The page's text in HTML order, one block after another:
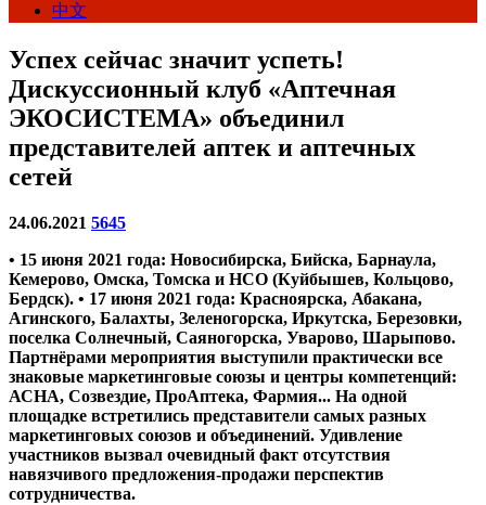
中文
Успех сейчас значит успеть!
Дискуссионный клуб «Аптечная
ЭКОСИСТЕМА» объединил
представителей аптек и аптечных
сетей
24.06.2021 5645
• 15 июня 2021 года: Новосибирска, Бийска, Барнаула,
Кемерово, Омска, Томска и НСО (Куйбышев, Кольцово,
Бердск). • 17 июня 2021 года: Красноярска, Абакана,
Агинского, Балахты, Зеленогорска, Иркутска, Березовки,
поселка Солнечный, Саяногорска, Уварово, Шарыпово.
Партнёрами мероприятия выступили практически все
знаковые маркетинговые союзы и центры компетенций:
АСНА, Созвездие, ПроАптека, Фармия... На одной
площадке встретились представители самых разных
маркетинговых союзов и объединений. Удивление
участников вызвал очевидный факт отсутствия
навязчивого предложения-продажи перспектив
сотрудничества.